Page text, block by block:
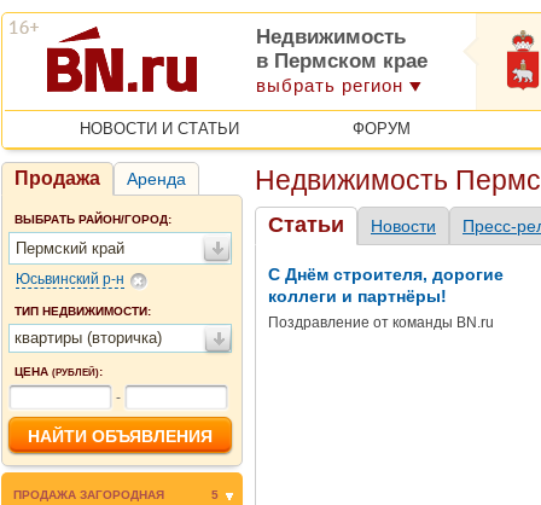
Недвижимость
в Пермском крае
выбрать регион
НОВОСТИ И СТАТЬИ ФОРУМ
Продажа Аренда
ВЫБРАТЬ РАЙОН/ГОРОД:
Пермский край
Юсьвинский р-н
ТИП НЕДВИЖИМОСТИ:
квартиры (вторичка)
ЦЕНА (РУБЛЕЙ):
-
ПРОДАЖА ЗАГОРОДНАЯ 5
Недвижимость
Статьи Новости Пресс-
С Днём строителя, дорогие
коллеги и партнёры!
Поздравление от команды BN.ru